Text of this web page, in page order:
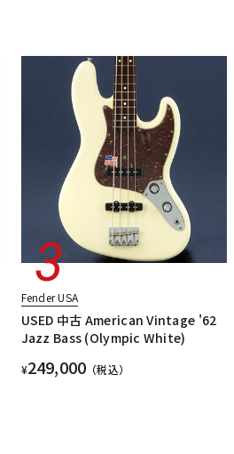
Fender USA
USED 中古 American Vintage '62
Jazz Bass (Olympic White)
¥249,000 （税込）